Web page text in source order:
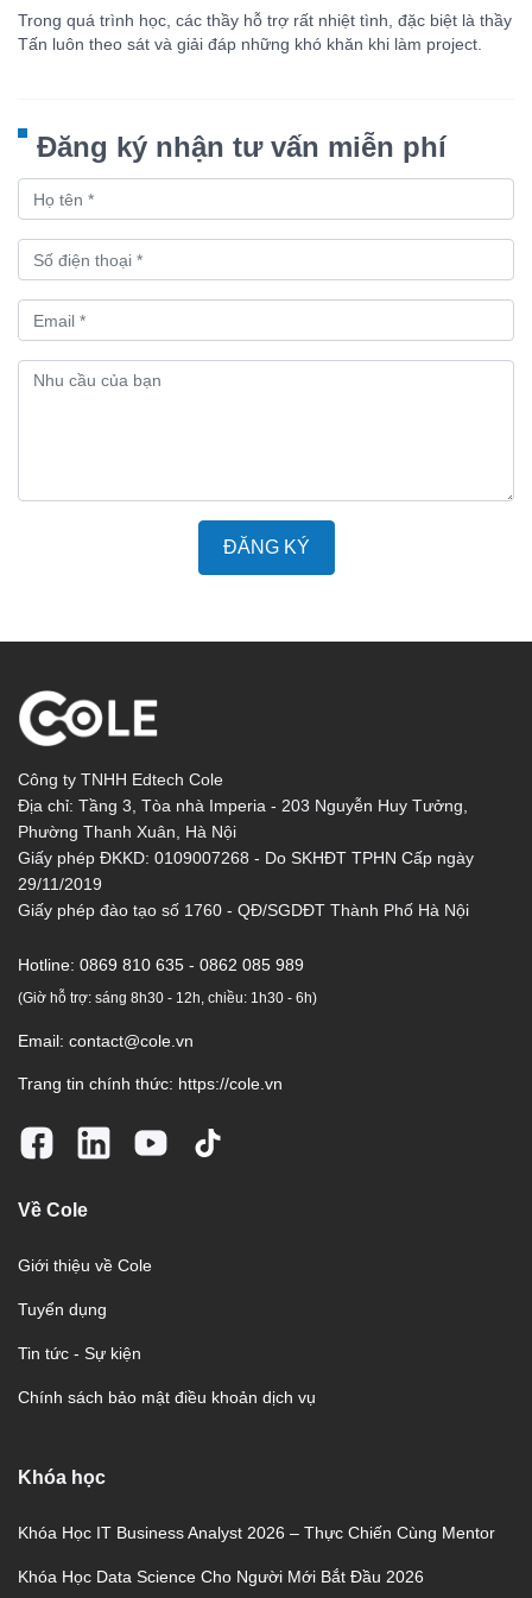
Trong quá trình học, các thầy hỗ trợ rất nhiệt tình, đặc biệt là thầy
Tấn luôn theo sát và giải đáp những khó khăn khi làm project.
Đăng ký nhận tư vấn miễn phí
ĐĂNG KÝ
Công ty TNHH Edtech Cole
Địa chỉ: Tầng 3, Tòa nhà Imperia - 203 Nguyễn Huy Tưởng,
Phường Thanh Xuân, Hà Nội
Giấy phép ĐKKD: 0109007268 - Do SKHĐT TPHN Cấp ngày
29/11/2019
Giấy phép đào tạo số 1760 - QĐ/SGDĐT Thành Phố Hà Nội
Hotline: 0869 810 635 - 0862 085 989
(Giờ hỗ trợ: sáng 8h30 - 12h, chiều: 1h30 - 6h)
Email: contact@cole.vn
Trang tin chính thức: https://cole.vn
Về Cole
Giới thiệu về Cole
Tuyển dụng
Tin tức - Sự kiện
Chính sách bảo mật điều khoản dịch vụ
Khóa học
Khóa Học IT Business Analyst 2026 – Thực Chiến Cùng Mentor
Khóa Học Data Science Cho Người Mới Bắt Đầu 2026